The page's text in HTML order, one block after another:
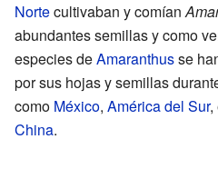
Nortecultivaban y comían
abundantes semillas y como
especies deAmaranthusse
por sus hojas y semillas
como México, América del Sur,
China.